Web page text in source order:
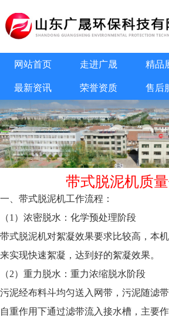
网站首页 走进广晟 精品
最新资讯 荣誉资质 售后
带式脱泥机质
一、带式脱泥机工作流程：
（1）浓密脱水：化学预处理阶段
带式脱泥机对絮凝效果要求比较高，本
来实现快速絮凝，达到好的絮凝效果。
（2）重力脱水：重力浓缩脱水阶段
污泥经布料斗均匀送入网带，污泥随滤
自重作用下通过滤带流入接水槽，主要